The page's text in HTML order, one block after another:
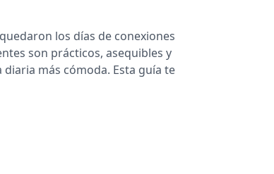
los días de conexiones
son prácticos, asequibles y
más cómoda. Esta guía te